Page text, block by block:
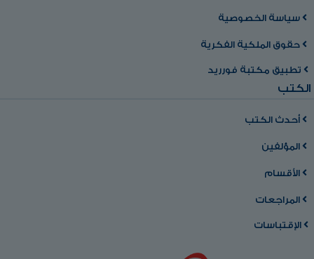
سياسة الخصوصية
حقوق الملكية الفكرية
تطبيق مكتبة فورريد
الكتب
أحدث الكتب
المؤلفين
الأقسام
المراجعات
الإقتباسات